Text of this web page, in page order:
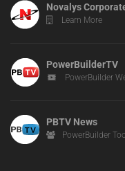
Novalys
Learn More
PowerBuilderTV
PowerBuilder
PBTV News
PowerBuilder